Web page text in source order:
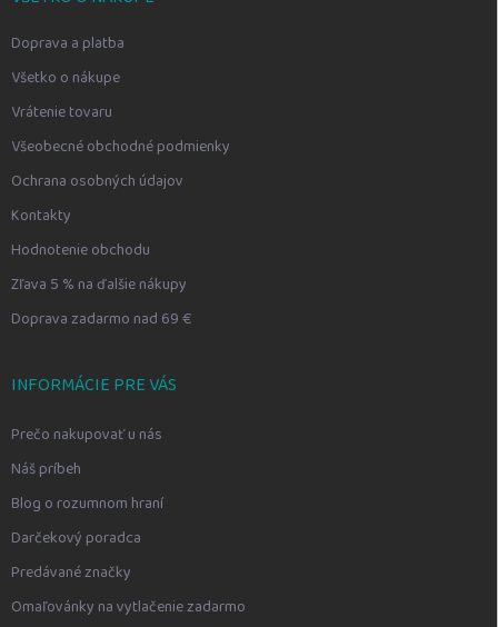
Doprava a platba
Všetko o nákupe
Vrátenie tovaru
Všeobecné obchodné podmienky
Ochrana osobných údajov
Kontakty
Hodnotenie obchodu
Zľava 5 % na ďalšie nákupy
Doprava zadarmo nad 69 €
INFORMÁCIE PRE VÁS
Prečo nakupovať u nás
Náš príbeh
Blog o rozumnom hraní
Darčekový poradca
Predávané značky
Omaľovánky na vytlačenie zadarmo